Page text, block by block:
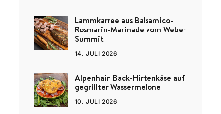
Lammkarree aus Balsamico-
Rosmarin-Marinade vom Weber
Summit
14. JULI 2026
Alpenhain Back-Hirtenkäse auf
gegrillter Wassermelone
10. JULI 2026